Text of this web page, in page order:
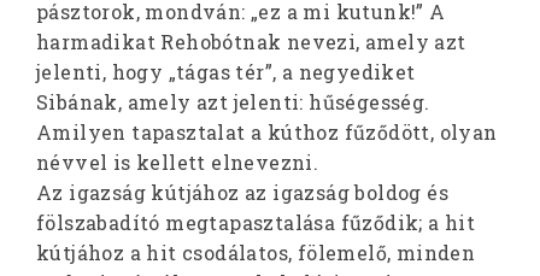
pásztorok, mondván: „ez a mi kutunk!” A
harmadikat Rehobótnak nevezi, amely azt
jelenti, hogy „tágas tér”, a negyediket
Sibának, amely azt jelenti: hűségesség.
Amilyen tapasztalat a kúthoz fűződött, olyan
névvel is kellett elnevezni.
Az igazság kútjához az igazság boldog és
fölszabadító megtapasztalása fűződik; a hit
kútjához a hit csodálatos, fölemelő, minden